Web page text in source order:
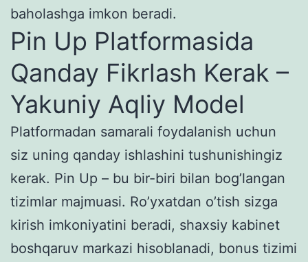
baholashga imkon beradi.
Pin Up Platformasida
Qanday Fikrlash Kerak –
Yakuniy Aqliy Model
Platformadan samarali foydalanish uchun
siz uning qanday ishlashini tushunishingiz
kerak. Pin Up – bu bir-biri bilan bog’langan
tizimlar majmuasi. Ro’yxatdan o’tish sizga
kirish imkoniyatini beradi, shaxsiy kabinet
boshqaruv markazi hisoblanadi, bonus tizimi